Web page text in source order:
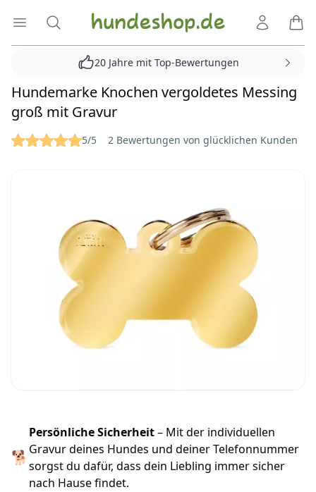
Menü öffnen
Suche Hundeshop.de
20 Jahre mit Top-Bewertungen
Hundemarke Knochen vergoldetes Messing
groß mit Gravur
Reviews 5/5 2 Bewertungen von glücklichen Kunden
🐕
Persönliche Sicherheit– Mit der individuellen
Gravur deines Hundes und deiner Telefonnummer
sorgst du dafür, dass dein Liebling immer sicher
nach Hause findet.